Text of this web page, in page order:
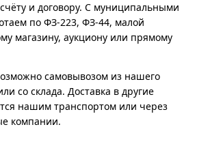
и договору. С муниципальными
по ФЗ-223, ФЗ-44, малой
магазину, аукциону или прямому
самовывозом из нашего
со склада. Доставка в другие
нашим транспортом или через
компании.